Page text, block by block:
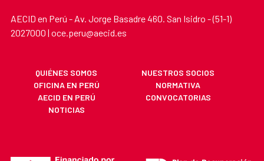
AECID en Perú - Av. Jorge Basadre 460. San Isidro - (51-1)
2027000 | oce.peru@aecid.es
QUIÉNES SOMOS
NUESTROS SOCIOS
OFICINA EN PERÚ
NORMATIVA
AECID EN PERÚ
CONVOCATORIAS
NOTICIAS